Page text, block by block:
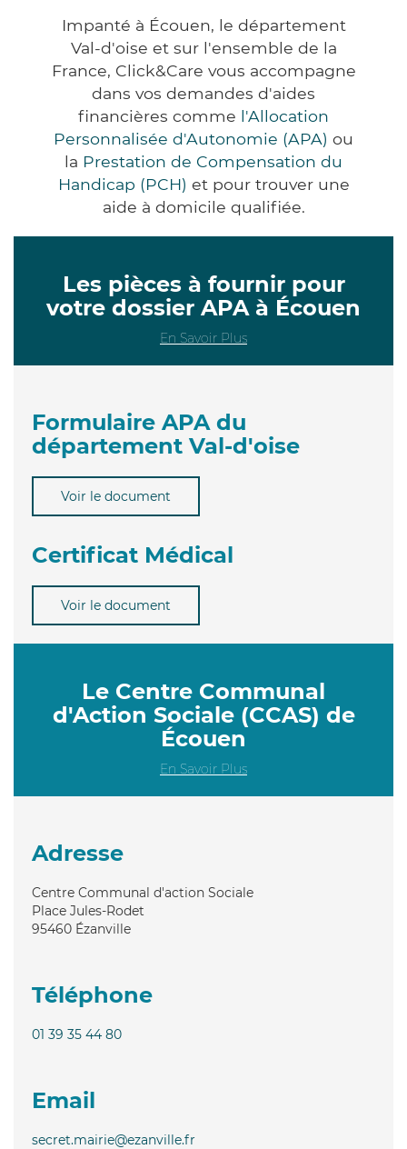
Impanté à Écouen, le département
Val-d'oise et sur l'ensemble de la
France, Click&Care vous accompagne
dans vos demandes d'aides
financières comme l'Allocation
Personnalisée d'Autonomie (APA) ou
la Prestation de Compensation du
Handicap (PCH) et pour trouver une
aide à domicile qualifiée.
Les pièces à fournir pour
votre dossier APA à Écouen
En Savoir Plus
Formulaire APA du
département Val-d'oise
Voir le document
Certificat Médical
Voir le document
Le Centre Communal
d'Action Sociale (CCAS) de
Écouen
En Savoir Plus
Adresse
Centre Communal d'action Sociale
Place Jules-Rodet
95460 Ézanville
Téléphone
01 39 35 44 80
Email
secret.mairie@ezanville.fr